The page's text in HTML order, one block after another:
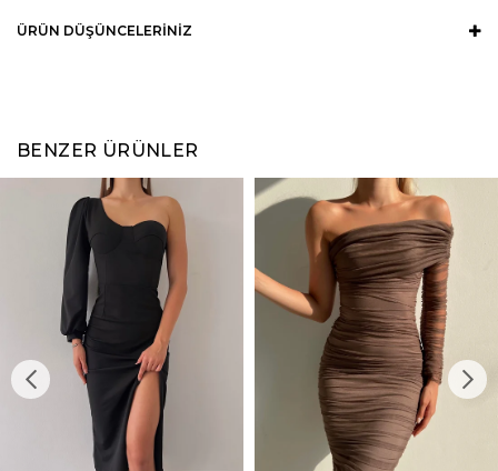
ÜRÜN DÜŞÜNCELERINIZ
BENZER ÜRÜNLER